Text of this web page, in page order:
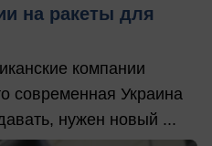
на ракеты для
компании
современная Украина
нужен новый ...